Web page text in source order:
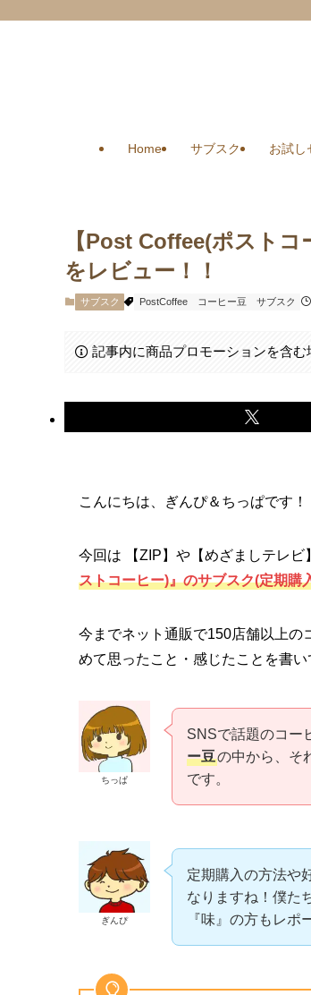
Home サブスク お試し
【Post Coffee(ポスト
をレビュー！！
サブスク PostCoffee コーヒー豆 サブスク
記事内に商品プロモーションを含む
こんにちは、ぎんぴ＆ちっぱです！
今回は 【ZIP】や【めざましテレ
ストコーヒー)』のサブスク(定期購
今までネット通販で150店舗以上の
めて思ったこと・感じたことを書い
ちっぱ
SNSで話題のコー
ー豆の中から、そ
です。
ぎんぴ
定期購入の方法や
なりますね！僕た
『味』の方もレポ